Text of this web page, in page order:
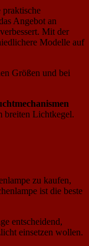
Angebot an
Mit der
Modelle auf
Größen und bei
breiten Lichtkegel.
zu kaufen,
ist die beste
entscheidend,
einsetzen wollen.